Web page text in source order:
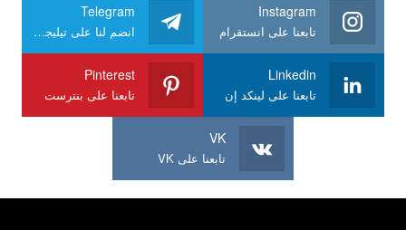
Instagram
تابعنا على انستقرام
Telegram
انضم لنا على تيليجرام
Linkedin
تابعنا على لينكد إن
Pinterest
تابعنا على بنترست
VK
تابعنا على VK